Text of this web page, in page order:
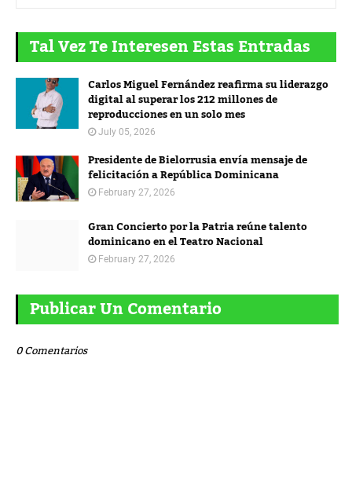
Tal Vez Te Interesen Estas Entradas
Carlos Miguel Fernández reafirma su liderazgo
digital al superar los 212 millones de
reproducciones en un solo mes
July 05, 2026
Presidente de Bielorrusia envía mensaje de
felicitación a República Dominicana
February 27, 2026
Gran Concierto por la Patria reúne talento
dominicano en el Teatro Nacional
February 27, 2026
Publicar Un Comentario
0 Comentarios